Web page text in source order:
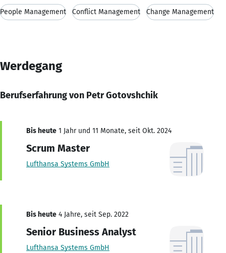
People Management Conflict Management Change Management
Werdegang
Berufserfahrung von Petr Gotovshchik
Bis heute 1 Jahr und 11 Monate, seit Okt. 2024
Scrum Master
Lufthansa Systems GmbH
Bis heute 4 Jahre, seit Sep. 2022
Senior Business Analyst
Lufthansa Systems GmbH